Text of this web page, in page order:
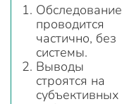
Обследование
проводится
частично, без
системы.
Выводы
строятся на
субъективных